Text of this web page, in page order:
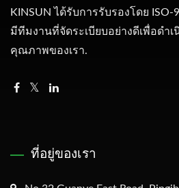
KINSUN ได้รับการรับรองโดย ISO-
มีทีมงานที่จัดระเบียบอย่างดีเพื่อดำ
คุณภาพของเรา.
ที่อยู่ของเรา